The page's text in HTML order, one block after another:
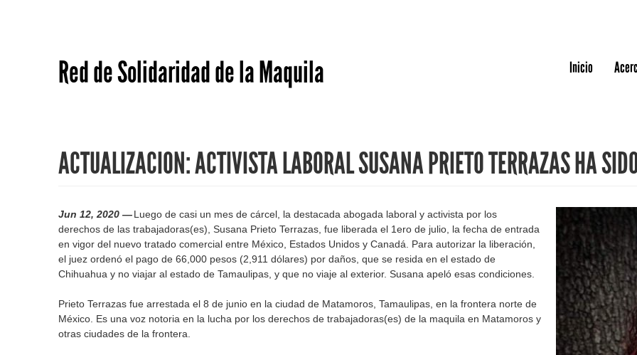
Red de Solidaridad de la Maquila Inicio
ACTUALIZACION: ACTIVISTA LABORAL SUSANA PRIETO TERRAZAS HA
Jun 12, 2020 —Luego de casi un mes de cárcel, la destacada abogada laboral y activista por los
derechos de las trabajadoras(es), Susana Prieto Terrazas, fue liberada el 1ero de julio, la fecha de entrada
en vigor del nuevo tratado comercial entre México, Estados Unidos y Canadá. Para autorizar la liberación,
el juez ordenó el pago de 66,000 pesos (2,911 dólares) por daños, que se resida en el estado de
Chihuahua y no viajar al estado de Tamaulipas, y que no viaje al exterior. Susana apeló esas condiciones.
Prieto Terrazas fue arrestada el 8 de junio en la ciudad de Matamoros, Tamaulipas, en la frontera norte de
México. Es una voz notoria en la lucha por los derechos de trabajadoras(es) de la maquila en Matamoros y
otras ciudades de la frontera.